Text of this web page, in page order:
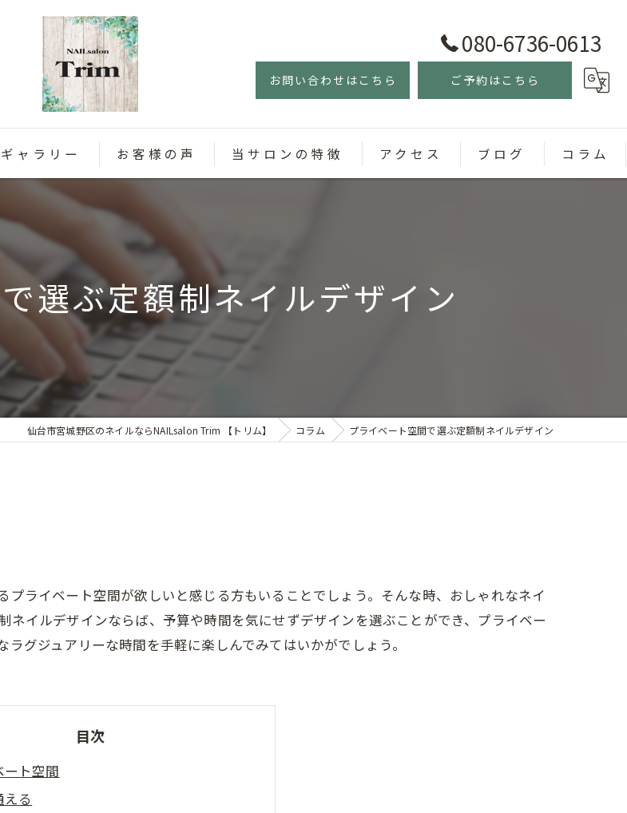
080-6736-0613
お問い合わせはこちら ご予約はこちら
ギャラリー お客様の声 当サロンの特徴
定額制
個室
アクセス ブログ コラム
選ぶ定額制ネイルデザイン
仙台市宮城野区のネイルならNAILsalon Trim 【トリム】 コラム プライベート空間で選ぶ定額制ネイルデザイン
ライベート空間が欲しいと感じる方もいることでしょう。そんな時、おしゃれなネイ
イルデザインならば、予算や時間を気にせずデザインを選ぶことができ、プライベー
グジュアリーな時間を手軽に楽しんでみてはいかがでしょう。
目次
ート空間
る